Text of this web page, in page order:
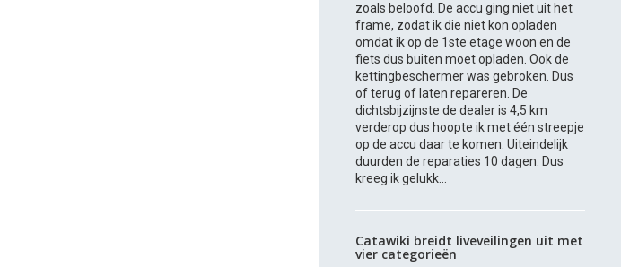
zoals beloofd. De accu ging niet uit het
frame, zodat ik die niet kon opladen
omdat ik op de 1ste etage woon en de
fiets dus buiten moet opladen. Ook de
kettingbeschermer was gebroken. Dus
of terug of laten repareren. De
dichtsbijzijnste de dealer is 4,5 km
verderop dus hoopte ik met één streepje
op de accu daar te komen. Uiteindelijk
duurden de reparaties 10 dagen. Dus
kreeg ik gelukk...
Catawiki breidt liveveilingen uit met
vier categorieën